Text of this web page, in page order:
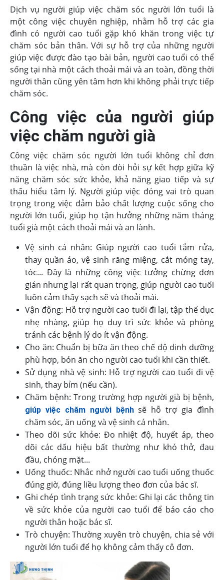
Dịch vụ người giúp việc chăm sóc người lớn tuổi là
một công việc chuyên nghiệp, nhằm hỗ trợ các gia
đình có người cao tuổi gặp khó khăn trong việc tự
chăm sóc bản thân. Với sự hỗ trợ của những người
giúp việc được đào tạo bài bản, người cao tuổi có thể
sống tại nhà một cách thoải mái và an toàn, đồng thời
người thân cũng yên tâm hơn khi không phải trực tiếp
chăm sóc.
Công việc của người giúp
việc chăm người già
Công việc chăm sóc người lớn tuổi không chỉ đơn
thuần là việc nhà, mà còn đòi hỏi sự kết hợp giữa kỹ
năng chăm sóc sức khỏe, khả năng giao tiếp và sự
thấu hiểu tâm lý. Người giúp việc đóng vai trò quan
trọng trong việc đảm bảo chất lượng cuộc sống cho
người lớn tuổi, giúp họ tận hưởng những năm tháng
tuổi già một cách thoải mái và an lành.
Vệ sinh cá nhân: Giúp người cao tuổi tắm rửa,
thay quần áo, vệ sinh răng miệng, cắt móng tay,
tóc... Đây là những công việc tưởng chừng đơn
giản nhưng lại rất quan trọng, giúp người cao tuổi
luôn cảm thấy sạch sẽ và thoải mái.
Vận động: Hỗ trợ người cao tuổi đi lại, tập thể dục
nhẹ nhàng, giúp họ duy trì sức khỏe và phòng
tránh các bệnh lý do ít vận động.
Cho ăn: Chuẩn bị bữa ăn theo chế độ dinh dưỡng
phù hợp, bón ăn cho người cao tuổi khi cần thiết.
Sử dụng nhà vệ sinh: Hỗ trợ người cao tuổi đi vệ
sinh, thay bỉm (nếu cần).
Chăm bệnh: Trong trường hợp người già bị bệnh,
giúp việc chăm người bệnhsẽ hỗ trợ gia đình
chăm sóc, ăn uống và vệ sinh cá nhân.
Theo dõi sức khỏe: Đo nhiệt độ, huyết áp, theo
dõi các dấu hiệu bất thường như khó thở, đau
đầu, chóng mặt...
Uống thuốc: Nhắc nhở người cao tuổi uống thuốc
đúng giờ, đúng liều lượng theo đơn của bác sĩ.
Ghi chép tình trạng sức khỏe: Ghi lại các thông tin
về sức khỏe của người cao tuổi để báo cáo cho
người thân hoặc bác sĩ.
Trò chuyện: Thường xuyên trò chuyện, chia sẻ với
người lớn tuổi để họ không cảm thấy cô đơn.